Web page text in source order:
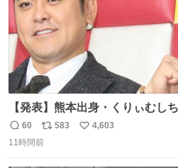
【発表】熊本出身・くりぃむし
災地に義援金寄付
ぃむしちゅーやマツコ、有働由
返
信
60
リ
ポ
583
い
4,603
11時間前